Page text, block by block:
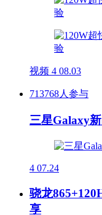
视频 4 08.03
713768人参与
三星Galaxy
4 07.24
骁龙
享